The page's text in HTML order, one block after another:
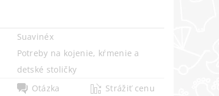
Suavinéx
Potreby na kojenie, kŕmenie a
detské stoličky
Otázka Strážiť cenu